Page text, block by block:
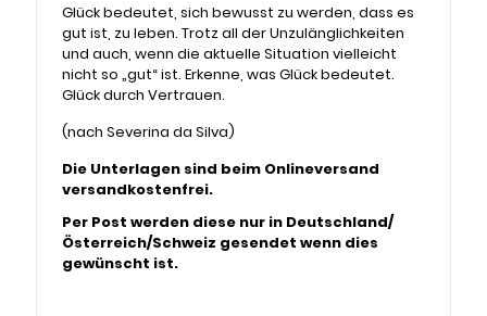
Glück bedeutet, sich bewusst zu werden, dass es
gut ist, zu leben. Trotz all der Unzulänglichkeiten
und auch, wenn die aktuelle Situation vielleicht
nicht so „gut“ ist. Erkenne, was Glück bedeutet.
Glück durch Vertrauen.
(nach Severina da Silva)
Die Unterlagen sind beim Onlineversand
versandkostenfrei.
Per Post werden diese nur in Deutschland/
Österreich/Schweiz gesendet wenn dies
gewünscht ist.